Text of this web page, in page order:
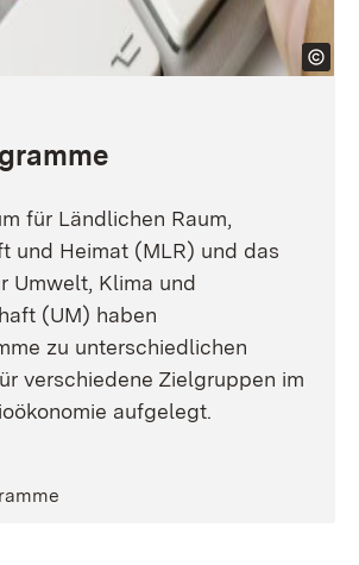
für Ländlichen Raum,
und Heimat (MLR) und das
Umwelt, Klima und
(UM) haben
zu unterschiedlichen
verschiedene Zielgruppen im
aufgelegt.